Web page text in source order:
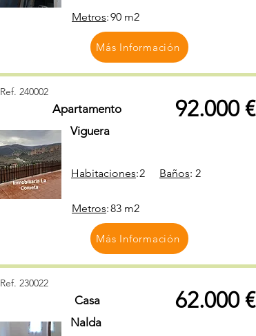
Metros:90 m2
Más Información
Ref. 240002
92.000 €
Apartamento
Viguera
Habitaciones:2 Baños: 2
Metros:83 m2
Más Información
Ref. 230022
62.000 €
Casa
Nalda